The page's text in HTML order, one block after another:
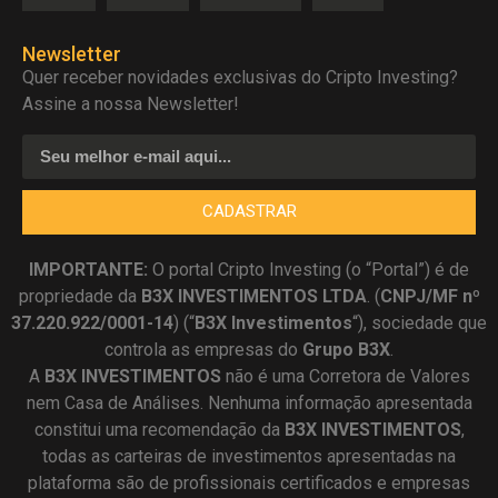
Newsletter
Quer receber novidades exclusivas do Cripto Investing?
Assine a nossa Newsletter!
CADASTRAR
IMPORTANTE: O portal Cripto Investing (o “Portal”) é de
propriedade da B3X INVESTIMENTOS LTDA . (CNPJ/MF nº
37.220.922/0001-14) (“B3X Investimentos“), sociedade que
controla as empresas do Grupo B3X
A B3X INVESTIMENTOS não é uma Corretora de Valores
nem Casa de Análises. Nenhuma informação apresentada
constitui uma recomendação da B3X INVESTIMENTOS,
todas as carteiras de investimentos apresentadas na
plataforma são de profissionais certificados e empresas